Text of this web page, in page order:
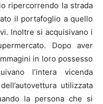
ripercorrendo la strada
il portafoglio a quello
Inoltre si acquisivano i
Dopo aver
in loro possesso
l’intera vicenda
utilizzata
la persona che si